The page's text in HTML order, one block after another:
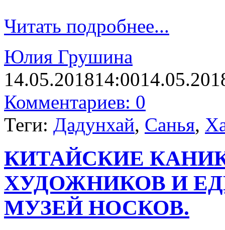
Читать подробнее...
Юлия Грушина
14.05.201814:00
Комментариев: 0
Теги: Дадунхай, Санья,
КИТАЙСКИЕ
ХУДОЖНИКОВ И
МУЗЕЙ НОСКОВ.